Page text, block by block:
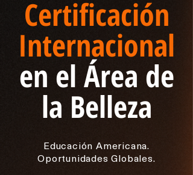
Certificación
Internacional
en el Área de
la Belleza
Educación Americana.
Oportunidades Globales.